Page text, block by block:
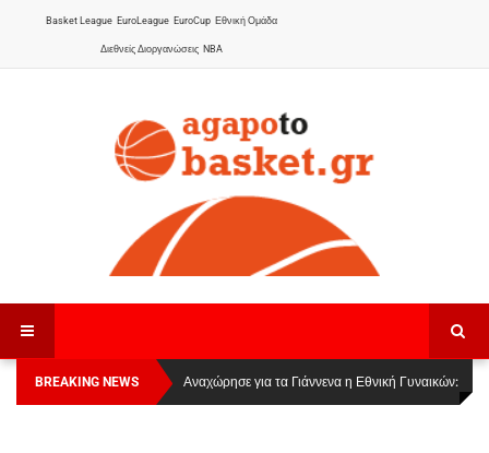
Basket League EuroLeague EuroCup Εθνική Ομάδα
Διεθνείς Διοργανώσεις NBA
BREAKING NEWS
Οι Πάνθηρες Καβάλας στην Women Basketball
League 1
Αναχώρησε για τα Γιάννενα η Εθνική Γυναικών: